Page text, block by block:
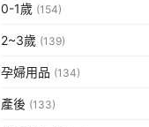
0-1歲 (154)
2~3歲 (139)
孕婦用品 (134)
產後 (133)